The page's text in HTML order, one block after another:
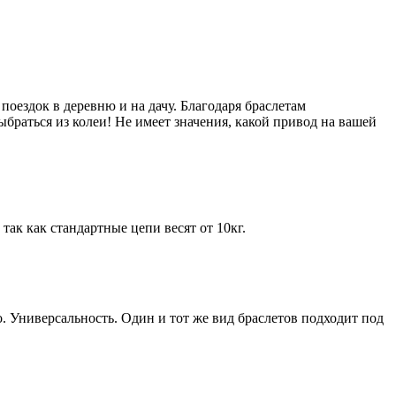
в деревню и на дачу. Благодаря браслетам
из колеи! Не имеет значения, какой привод на вашей
как стандартные цепи весят от 10кг.
Универсальность. Один и тот же вид браслетов подходит под